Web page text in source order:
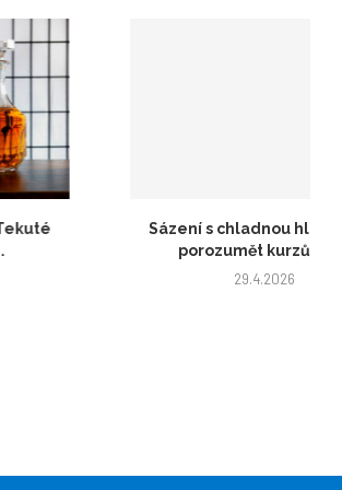
Sázení s chladnou hlavou: Jak
porozumět kurzům a...